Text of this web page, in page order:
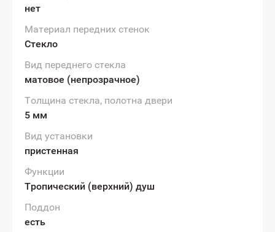
нет
Материал передних стенок
Стекло
Вид переднего стекла
матовое (непрозрачное)
Толщина стекла, полотна двери
5 мм
Вид установки
пристенная
Функции
Тропический (верхний) душ
Поддон
есть